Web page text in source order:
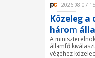
2026.08.07
Közeleg a
három
A
államfő
végéhez